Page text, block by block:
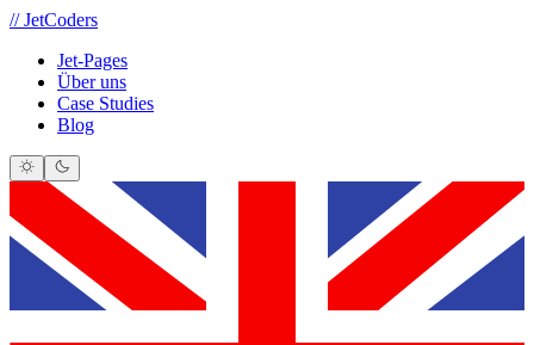
// JetCoders
Jet-Pages
Über uns
Case Studies
Blog